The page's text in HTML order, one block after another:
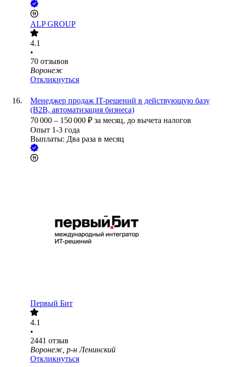
ALP GROUP
4.1
•
70 отзывов
Воронеж
Откликнуться
Менеджер продаж IT-решений в действующую базу
(B2B, автоматизация бизнеса)
70 000 – 150 000 ₽ за месяц, до вычета налогов
Опыт 1-3 года
Выплаты: Два раза в месяц
Первый Бит
4.1
•
2441 отзыв
Воронеж, р-н Ленинский
Откликнуться